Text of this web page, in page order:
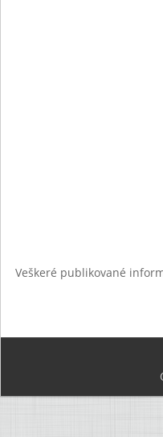
Veškeré publikované